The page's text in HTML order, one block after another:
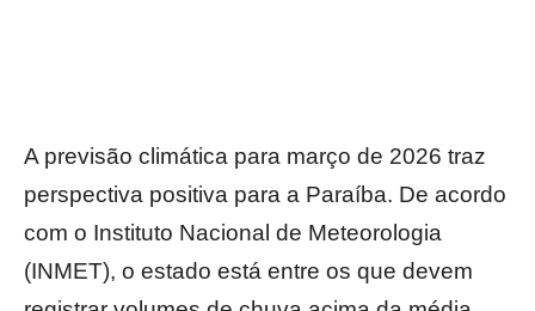
A previsão climática para março de 2026 traz
perspectiva positiva para a Paraíba. De acordo
com o Instituto Nacional de Meteorologia
(INMET), o estado está entre os que devem